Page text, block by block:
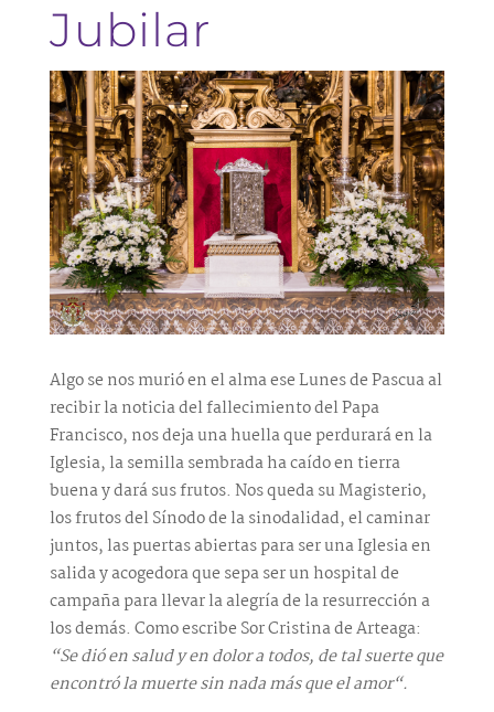
Jubilar
Algo se nos murió en el alma ese Lunes de Pascua al
recibir la noticia del fallecimiento del Papa
Francisco, nos deja una huella que perdurará en la
Iglesia, la semilla sembrada ha caído en tierra
buena y dará sus frutos. Nos queda su Magisterio,
los frutos del Sínodo de la sinodalidad, el caminar
juntos, las puertas abiertas para ser una Iglesia en
salida y acogedora que sepa ser un hospital de
campaña para llevar la alegría de la resurrección a
los demás. Como escribe Sor Cristina de Arteaga:
“Se dió en salud y en dolor a todos, de tal suerte que
encontró la muerte sin nada más que el amor“.